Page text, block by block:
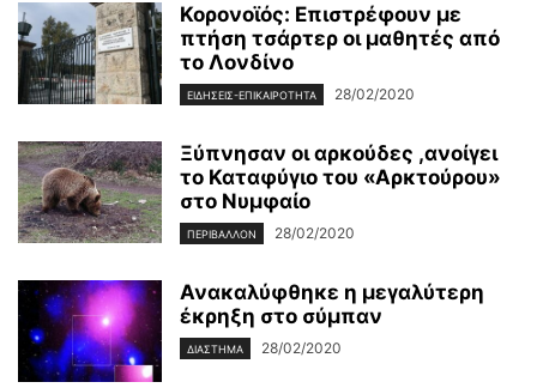
Κορονοϊός: Επιστρέφουν με
πτήση τσάρτερ οι μαθητές από
το Λονδίνο
ΕΙΔΉΣΕΙΣ-ΕΠΙΚΑΙΡΌΤΗΤΑ 28/02/2020
Ξύπνησαν οι αρκούδες ,ανοίγει
το Καταφύγιο του «Αρκτούρου»
στο Νυμφαίο
ΠΕΡΙΒΆΛΛΟΝ 28/02/2020
Ανακαλύφθηκε η μεγαλύτερη
έκρηξη στο σύμπαν
ΔΙΆΣΤΗΜΑ 28/02/2020